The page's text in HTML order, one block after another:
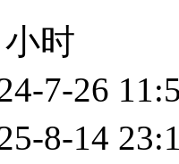
时
7-26
8-14